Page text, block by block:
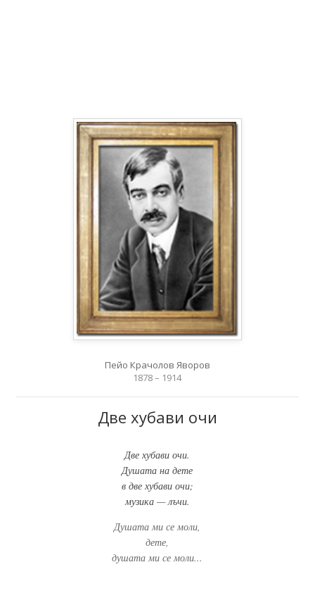
Пейо Крачолов Яворов
1878 – 1914
Две хубави очи
Две хубави очи.
Душата на дете
в две хубави очи;
музика — лъчи.
Душата ми се моли,
дете,
душата ми се моли...